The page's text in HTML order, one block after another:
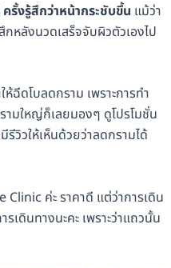
รั้งรู้สึกว่าหน้ากระชับขึ้น แม้ว่า
หลังนวดเสร็จจับผิวตัวเองไป
ฉีดโบลดกราม เพราะการทำ
รามใหญ่ก็เลยมองๆ ดูโปรโมชั่น
วิวให้เห็นด้วยว่าลดกรามได้
ค่ะ ราคาดี แต่ว่าการเดิน
รเดินทางนะคะ เพราะว่าแถวนั้น